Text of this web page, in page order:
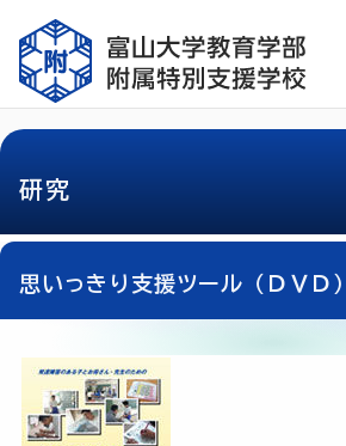
研究
思いっきり支援ツール（ＤＶＤ）